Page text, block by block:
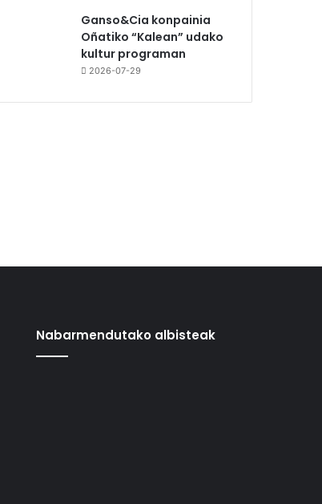
Ganso&Cia konpainia
Oñatiko “Kalean” udako
kultur programan
2026-07-29
Nabarmendutako albisteak